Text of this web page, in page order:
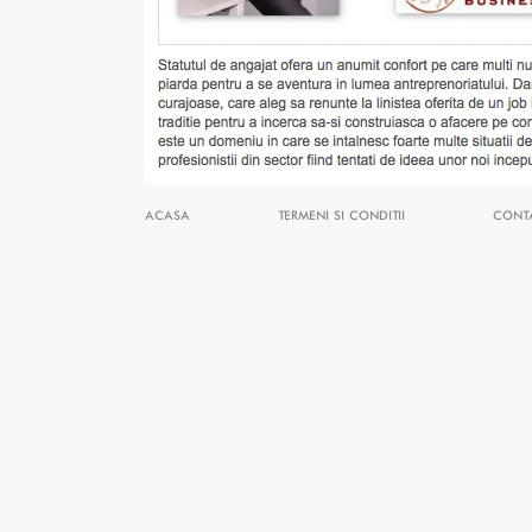
ACASA TERMENI SI CONDITII